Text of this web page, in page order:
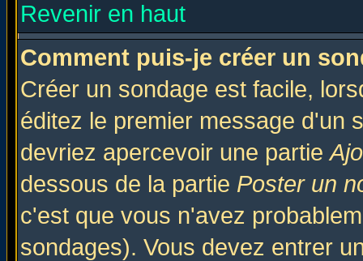
Revenir en haut
Comment puis-je créer un
Créer un sondage est facile,
éditez le premier message d'un
devriez apercevoir une partie
dessous de la partie Poster un
c'est que vous n'avez
sondages). Vous devez entrer